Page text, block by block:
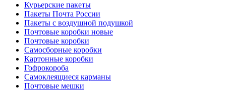
Курьерские пакеты
Пакеты Почта России
Пакеты с воздушной подушкой
Почтовые коробки новые
Почтовые коробки
Самосборные коробки
Картонные коробки
Гофрокороба
Самоклеящиеся карманы
Почтовые мешки